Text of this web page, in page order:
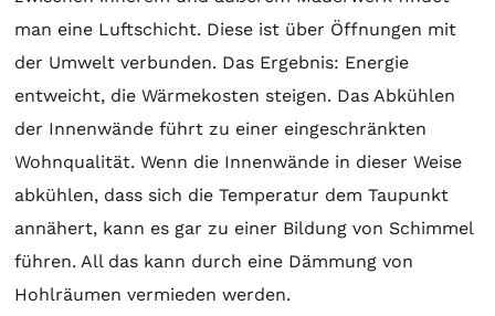
man eine Luftschicht. Diese ist über Öffnungen mit
der Umwelt verbunden. Das Ergebnis: Energie
entweicht, die Wärmekosten steigen. Das Abkühlen
der Innenwände führt zu einer eingeschränkten
Wohnqualität. Wenn die Innenwände in dieser Weise
abkühlen, dass sich die Temperatur dem Taupunkt
annähert, kann es gar zu einer Bildung von Schimmel
führen. All das kann durch eine Dämmung von
Hohlräumen vermieden werden.